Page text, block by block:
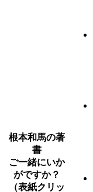
根本和馬の著
書
ご一緒にいか
がですか？
（表紙クリッ